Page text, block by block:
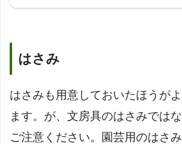
はさみ
はさみも用意しておいたほうが
ます。が、文房具のはさみではな
ご注意ください。園芸用のはさ